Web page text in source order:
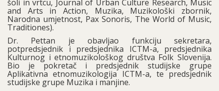
šoli in vrtcu, Journal of Urban Culture Research, Music
and Arts in Action, Muzika, Muzikološki zbornik,
Narodna umjetnost, Pax Sonoris, The World of Music,
Traditiones).
Dr. Pettan je obavljao funkciju sekretara,
potpredsjednik i predsjednika ICTM-a, predsjednika
Kulturnog i etnomuzikološkog društva Folk Slovenija.
Bio je pokretač i predsjednik studijske grupe
Aplikativna etnomuzikologija ICTM-a, te predsjednik
studijske grupe Muzika i manjine.